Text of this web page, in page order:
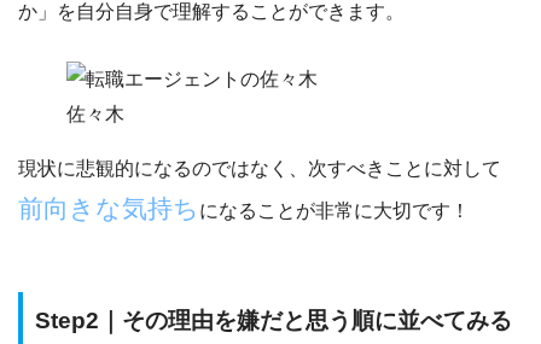
か」
を自分自身で理解することができます。
佐々木
現状に悲観的になるのではなく、次すべきことに対して
前向きな気持ち になることが非常に大切です！
Step2｜その理由を嫌だと思う順に並べてみる